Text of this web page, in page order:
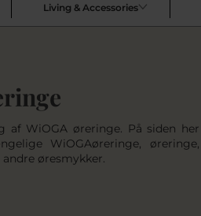
Living & Accessories
af WiOGA øreringe. På siden her
WiOGAøreringe, øreringe,
øresmykker.